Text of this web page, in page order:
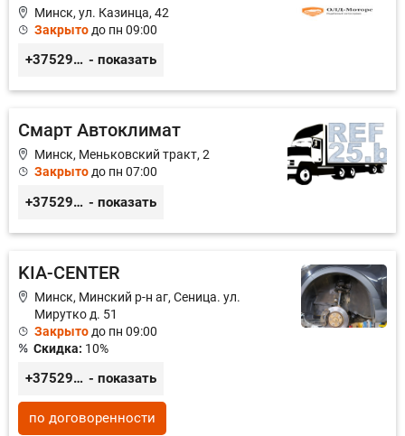
Минск, ул. Казинца, 42
Закрыто до пн 09:00
+375291402288 - показать
Смарт Автоклимат
Минск, Меньковский тракт, 2
Закрытодо пн 07:00
+375296020083 - показать
KIA-CENTER
Минск, Минский р-н аг, Сеница. ул.
Мирутко д. 51
Закрыто до пн 09:00
Скидка: 10%
+375291554142 - показать
по договоренности